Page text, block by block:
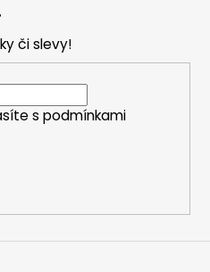
či slevy!
s podmínkami